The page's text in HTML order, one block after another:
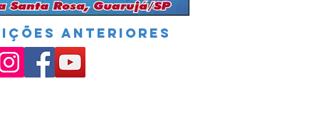
ANTERIORES